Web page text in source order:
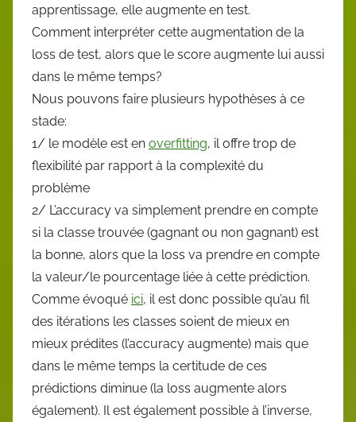
apprentissage, elle augmente en test.
Comment interpréter cette augmentation de la
loss de test, alors que le score augmente lui aussi
dans le même temps?
Nous pouvons faire plusieurs hypothèses à ce
stade:
1/ le modèle est en overfitting, il offre trop de
flexibilité par rapport à la complexité du
problème
2/ L’accuracy va simplement prendre en compte
si la classe trouvée (gagnant ou non gagnant) est
la bonne, alors que la loss va prendre en compte
la valeur/le pourcentage liée à cette prédiction.
Comme évoqué ici, il est donc possible qu’au fil
des itérations les classes soient de mieux en
mieux prédites (l’accuracy augmente) mais que
dans le même temps la certitude de ces
prédictions diminue (la loss augmente alors
également). Il est également possible à l’inverse,